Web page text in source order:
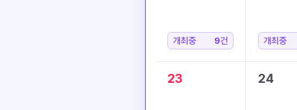
개최중 9건 개최중
23 24